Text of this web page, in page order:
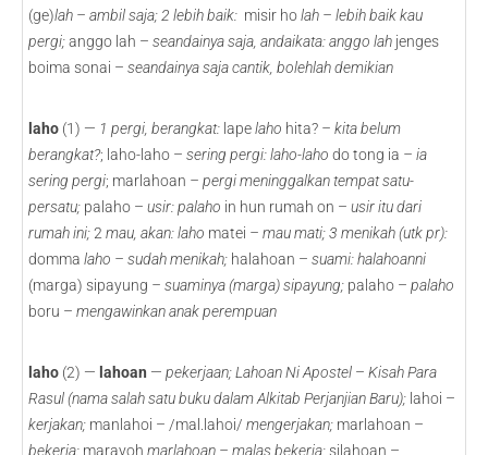
(ge)lah – ambil saja; 2 lebih baik: misir holah – lebih baik kau
pergi;anggo lah – seandainya saja, andaikata: anggo lah jenges
boima sonai – seandainya saja cantik, bolehlah demikian
laho (1) — 1 pergi, berangkat: lapelaho hita? – kita belum
berangkat?; laho-laho – sering pergi: laho-laho do tong ia – ia
sering pergi; marlahoan – pergi meninggalkan tempat satu-
persatu; palaho – usir: palaho in hun rumah on – usir itu dari
rumah ini;2 mau, akan: laho matei – mau mati; 3 menikah (utk pr):
domma laho – sudah menikah; halahoan – suami: halahoanni
(marga) sipayung – suaminya (marga) sipayung; palaho – palaho
boru – mengawinkan anak perempuan
laho (2) — lahoan — pekerjaan; Lahoan Ni Apostel – Kisah Para
Rasul (nama salah satu buku dalam Alkitab Perjanjian Baru); lahoi –
kerjakan; manlahoi – /mal.lahoi/ mengerjakan; marlahoan –
bekerja: marayoh marlahoan – malas bekerja;silahoan –